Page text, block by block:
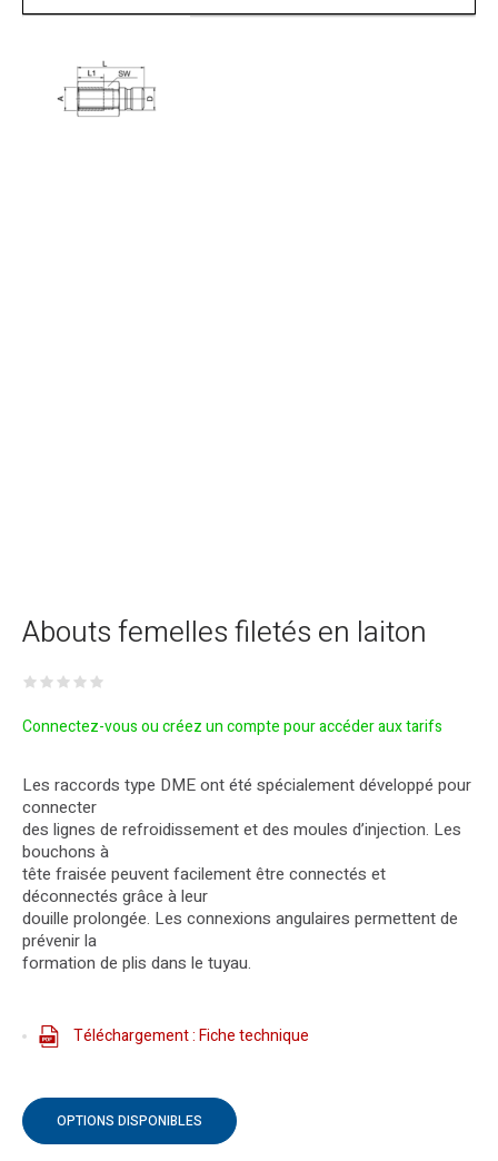
Abouts femelles filetés en laiton
Connectez-vous ou créez un compte pour accéder aux tarifs
Les raccords type DME ont été spécialement développé pour
connecter
des lignes de refroidissement et des moules d’injection. Les
bouchons à
tête fraisée peuvent facilement être connectés et
déconnectés grâce à leur
douille prolongée. Les connexions angulaires permettent de
prévenir la
formation de plis dans le tuyau.
Téléchargement : Fiche technique
OPTIONS DISPONIBLES